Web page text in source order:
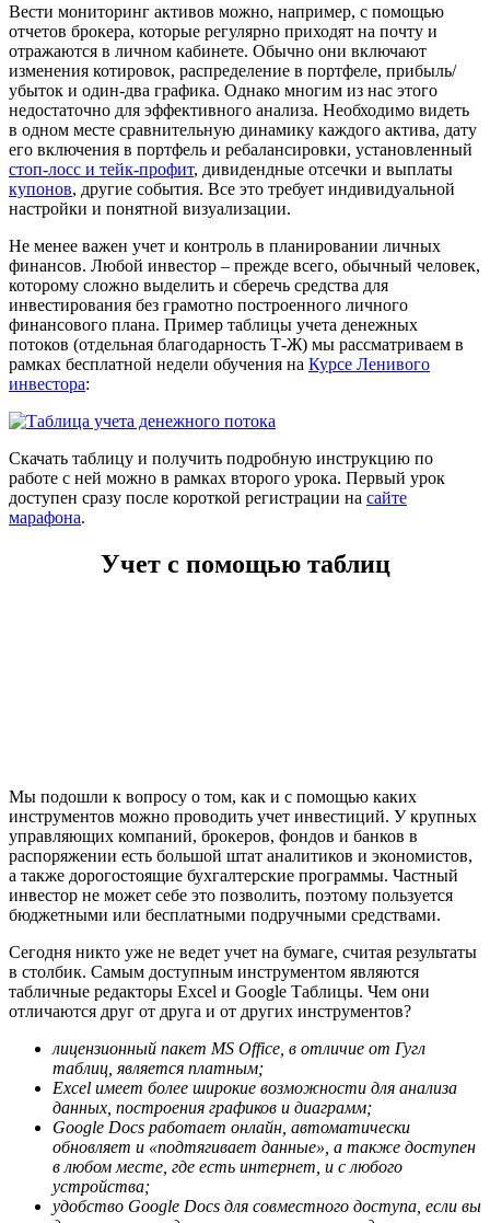
Вести мониторинг активов можно, например, с помощью
отчетов брокера, которые регулярно приходят на почту и
отражаются в личном кабинете. Обычно они включают
изменения котировок, распределение в портфеле, прибыль/
убыток и один-два графика. Однако многим из нас этого
недостаточно для эффективного анализа. Необходимо видеть
в одном месте сравнительную динамику каждого актива, дату
его включения в портфель и ребалансировки, установленный
стоп-лосс и тейк-профит, дивидендные отсечки и выплаты
купонов, другие события. Все это требует индивидуальной
настройки и понятной визуализации.
Не менее важен учет и контроль в планировании личных
финансов. Любой инвестор – прежде всего, обычный человек,
которому сложно выделить и сберечь средства для
инвестирования без грамотно построенного личного
финансового плана. Пример таблицы учета денежных
потоков (отдельная благодарность Т-Ж) мы рассматриваем в
рамках бесплатной недели обучения на Курсе Ленивого
инвестора:
Скачать таблицу и получить подробную инструкцию по
работе с ней можно в рамках второго урока. Первый урок
доступен сразу после короткой регистрации на сайте
марафона.
Учет с помощью таблиц
Мы подошли к вопросу о том, как и с помощью каких
инструментов можно проводить учет инвестиций. У крупных
управляющих компаний, брокеров, фондов и банков в
распоряжении есть большой штат аналитиков и экономистов,
а также дорогостоящие бухгалтерские программы. Частный
инвестор не может себе это позволить, поэтому пользуется
бюджетными или бесплатными подручными средствами.
Сегодня никто уже не ведет учет на бумаге, считая результаты
в столбик. Самым доступным инструментом являются
табличные редакторы Excel и Google Таблицы. Чем они
отличаются друг от друга и от других инструментов?
лицензионный пакет MS Office, в отличие от Гугл
таблиц, является платным;
Excel имеет более широкие возможности для анализа
данных, построения графиков и диаграмм;
Google Docs работает онлайн, автоматически
обновляет и «подтягивает данные», а также доступен
в любом месте, где есть интернет, и с любого
устройства;
удобство Google Docs для совместного доступа, если вы